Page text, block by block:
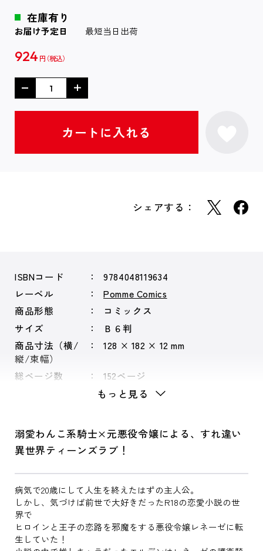
在庫有り
お届け予定日 最短当日出荷
924 円
シェアする：
ISBNコード
9784048119634
レーベル
Pomme Comics
商品形態
コミックス
サイズ
Ｂ６判
商品寸法（横/
縦/束幅）
128 × 182 × 12 mm
総ページ数 152ページ
もっと見る
溺愛わんこ系騎士×元悪役令嬢による、すれ違い
異世界ティーンズラブ！
病気で20歳にして人生を終えたはずの主人公。
しかし、気づけば前世で大好きだったR18の恋愛小説の世
界で
ヒロインと王子の恋路を邪魔をする悪役令嬢レネーゼに転
生していた！